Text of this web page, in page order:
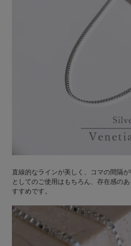
直線的なラインが美しく、コマの間隔
としてのご使用はもちろん、存在感の
すすめです。